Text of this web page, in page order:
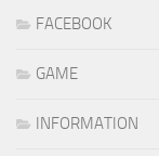
FACEBOOK
GAME
INFORMATION